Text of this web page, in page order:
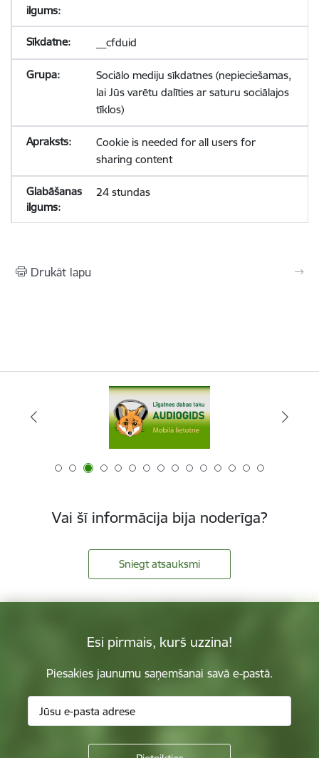
__cfduid
Sociālo mediju sīkdatnes (nepieciešamas,
lai Jūs varētu dalīties ar saturu sociālajos
tīklos)
Cookie is needed for all users for
sharing content
24 stundas
Drukāt lapu
Vai šī informācija bija noderīga?
Sniegt atsauksmi
Esi pirmais, kurš uzzina!
Piesakies jaunumu saņemšanai savā e-pastā.